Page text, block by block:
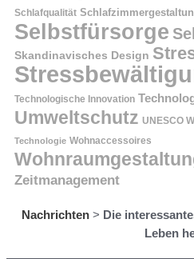
Schlafqualität
Selbstfürsorge
Skandinavisches Design
Technologische Innovation
Umweltschutz UNESCO
Technologie Wohnaccessoires
Zeitmanagement
Nachrichten> Die
Leben